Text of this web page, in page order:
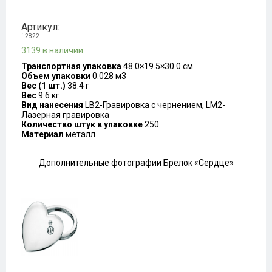
Артикул:
f.2822
3139 в наличии
Транспортная упаковка48.0×19.5×30.0 см
Объем упаковки 0.028 м3
Вес (1 шт.) 38.4 г
Вес9.6 кг
Вид нанесения LB2-Гравировка с чернением, LM2-
Лазерная гравировка
Количество штук в упаковке250
Материал металл
Дополнительные фотографии Брелок «Сердце»